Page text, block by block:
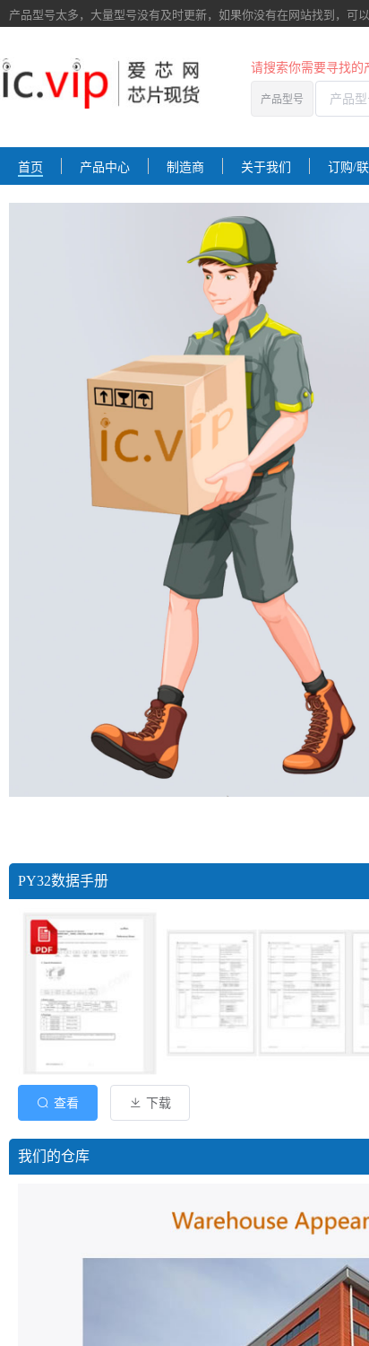
产品型号太多，大量型号没有及时更新，如果你没有在网站找到， 可
请搜索你需要寻找的
产品型号
首页 产品中心 制造商 关于我们 订购/联
PY32数据手册
查看 下载
我们的仓库